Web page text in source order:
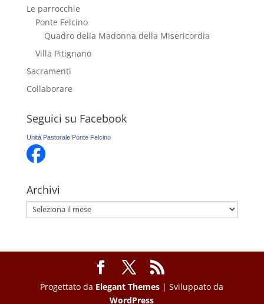
Le parrocchie
Ponte Felcino
Quadro della Madonna della Misericordia
Villa Pitignano
Sacramenti
Collaborare
Seguici su Facebook
Unità Pastorale Ponte Felcino
Archivi
Archivi
Progettato da Elegant Themes | Sviluppato da
WordPress